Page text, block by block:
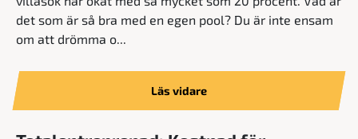
det som är så bra med en egen pool? Du är inte ensam
om att drömma o...
Läs vidare